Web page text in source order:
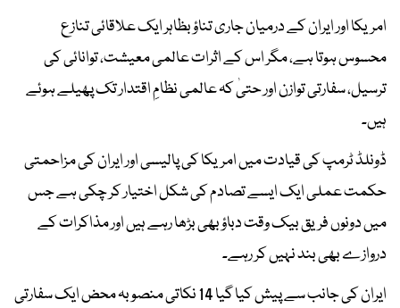
امریکا اور ایران کے درمیان جاری تناؤ بظاہر ایک علاقائی تنازع
محسوس ہوتا ہے، مگر اس کے اثرات عالمی معیشت، توانائی کی
ترسیل، سفارتی توازن اور حتیٰ کہ عالمی نظامِ اقتدار تک پھیلے ہوئے
ہیں۔
ڈونلڈ ٹرمپ کی قیادت میں امریکا کی پالیسی اور ایران کی مزاحمتی
حکمت عملی ایک ایسے تصادم کی شکل اختیار کر چکی ہے جس
میں دونوں فریق بیک وقت دباؤ بھی بڑھا رہے ہیں اور مذاکرات کے
دروازے بھی بند نہیں کر رہے۔
ایران کی جانب سے پیش کیا گیا 14 نکاتی منصوبہ محض ایک سفارتی